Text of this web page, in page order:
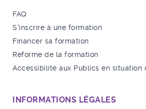
FAQ
S'inscrire à une formation
Financer sa formation
Réforme de la formation
Accessibilité aux Publics en situation
INFORMATIONS LÉGALES